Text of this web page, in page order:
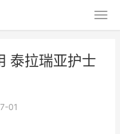
泰拉瑞亚护士
01